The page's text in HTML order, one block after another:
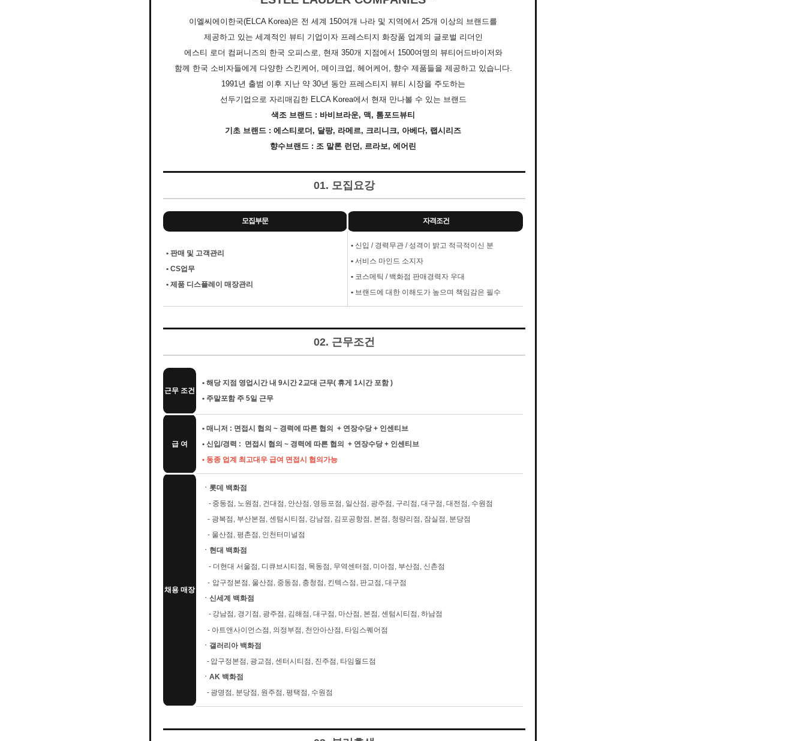
이엘씨에이한국(ELCA Korea)은 전 세계 150여개 나라 및 지역에서 25개 이상의 브랜드를
제공하고 있는 세계적인 뷰티 기업이자 프레스티지 화장품 업계의 글로벌 리더인
에스티 로더 컴퍼니즈의 한국 오피스로, 현재 350개 지점에서 1500여명의 뷰티어드바이저와
함께 한국 소비자들에게 다양한 스킨케어, 메이크업, 헤어케어, 향수 제품들을 제공하고 있습니다.
1991년 출범 이후 지난 약 30년 동안 프레스티지 뷰티 시장을 주도하는
선두기업으로 자리매김한 ELCA Korea에서 현재 만나볼 수 있는 브랜드
색조 브랜드 : 바비브라운, 맥, 톰포드뷰티
기초 브랜드 : 에스티로더, 달팡, 라메르, 크리니크, 아베다, 랩시리즈
향수브랜드 : 조 말론 런던, 르라보, 에어린
01. 모집요강
모집부문 자격조건
• 판매 및 고객관리
• CS업무
• 제품 디스플레이 매장관리
• 신입 / 경력무관 / 성격이 밝고 적극적이신 분
• 서비스 마인드 소지자
• 코스메틱 / 백화점 판매경력자 우대
• 브랜드에 대한 이해도가 높으며 책임감은 필수
02. 근무조건
근무 조건
• 해당 지점 영업시간 내 9시간 2교대 근무( 휴게 1시간 포함 )
• 주말포함 주 5일 근무
급 여
• 매니저 : 면접시 협의 ~ 경력에 따른 협의 + 연장수당 + 인센티브
• 신입/경력 : 면접시 협의 ~ 경력에 따른 협의 + 연장수당 + 인센티브
• 동종 업계 최고대우 급여 면접시 협의가능
채용 매장
ㆍ롯데 백화점
- 중동점, 노원점, 건대점, 안산점, 영등포점, 일산점, 광주점, 구리점, 대구점, 대전점, 수원점
- 광복점, 부산본점, 센텀시티점, 강남점, 김포공항점, 본점, 청량리점, 잠실점, 분당점
- 울산점, 평촌점, 인천터미널점
ㆍ현대 백화점
- 더현대 서울점, 디큐브시티점, 목동점, 무역센터점, 미아점, 부산점, 신촌점
- 압구정본점, 울산점, 중동점, 충청점, 킨텍스점, 판교점, 대구점
ㆍ신세계 백화점
- 강남점, 경기점, 광주점, 김해점, 대구점, 마산점, 본점, 센텀시티점, 하남점
- 아트앤사이언스점, 의정부점, 천안아산점, 타임스퀘어점
ㆍ갤러리아 백화점
- 압구정본점, 광교점, 센터시티점, 진주점, 타임월드점
ㆍAK 백화점
- 광명점, 분당점, 원주점, 평택점, 수원점